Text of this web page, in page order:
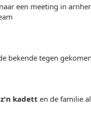
een meeting in
bekende tegen
kadett en de familie